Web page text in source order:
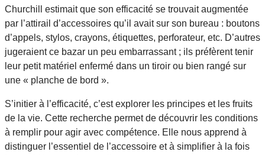
Churchill estimait que son efficacité se trouvait augmentée
par l’attirail d’accessoires qu’il avait sur son bureau : boutons
d’appels, stylos, crayons, étiquettes, perforateur, etc. D’autres
jugeraient ce bazar un peu embarrassant ; ils préfèrent tenir
leur petit matériel enfermé dans un tiroir ou bien rangé sur
une « planche de bord ».
S’initier à l’efficacité, c’est explorer les principes et les fruits
de la vie. Cette recherche permet de découvrir les conditions
à remplir pour agir avec compétence. Elle nous apprend à
distinguer l’essentiel de l’accessoire et à simplifier à la fois